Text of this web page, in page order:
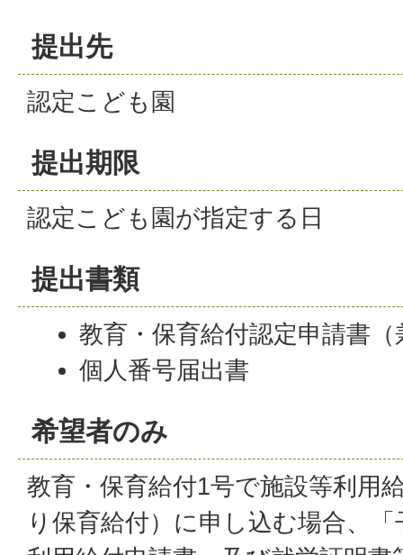
提出先
認定こども園
提出期限
認定こども園が指定する日
提出書類
教育・保育給付認定申請書
個人番号届出書
希望者のみ
教育・保育給付1号で施設等利用
り保育給付）に申し込む場合、